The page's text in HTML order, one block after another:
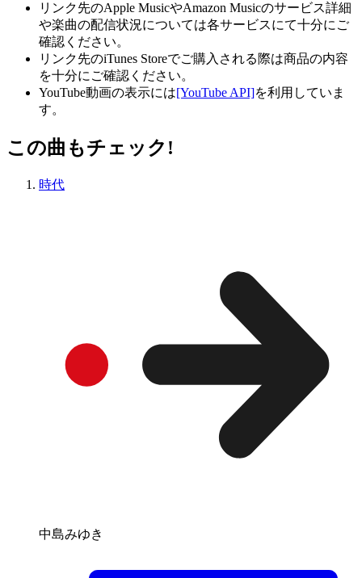
リンク先のApple MusicやAmazon Musicのサービス詳細
や楽曲の配信状況については各サービスにて十分にご
確認ください。
リンク先のiTunes Storeでご購入される際は商品の内容
を十分にご確認ください。
YouTube動画の表示には[YouTube API]を利用していま
す。
この曲もチェック!
時代
中島みゆき